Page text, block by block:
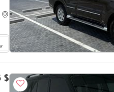
$ 18,256